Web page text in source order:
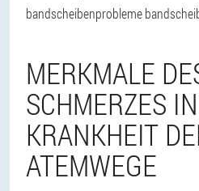
bandscheibenprobleme
MERKMALE
SCHMERZES
KRANKHEIT
ATEMWEGE